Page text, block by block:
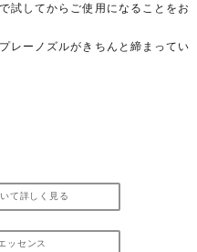
試してからご使用になることをお
レーノズルがきちんと締まってい
て詳しく見る
ッセンス